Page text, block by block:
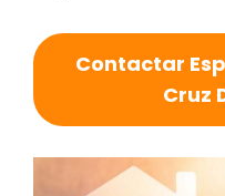
Contactar
Cruz